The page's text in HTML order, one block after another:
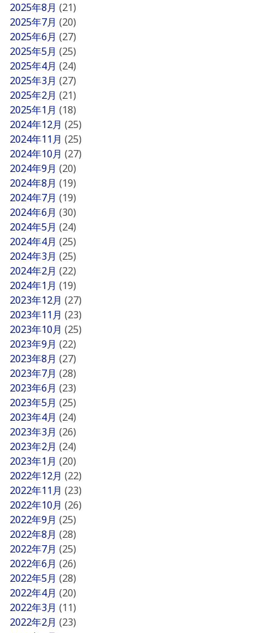
2025年8月 (21)
2025年7月 (20)
2025年6月 (27)
2025年5月 (25)
2025年4月 (24)
2025年3月 (27)
2025年2月 (21)
2025年1月 (18)
2024年12月 (25)
2024年11月 (25)
2024年10月 (27)
2024年9月 (20)
2024年8月 (19)
2024年7月 (19)
2024年6月 (30)
2024年5月 (24)
2024年4月 (25)
2024年3月 (25)
2024年2月 (22)
2024年1月 (19)
2023年12月 (27)
2023年11月 (23)
2023年10月 (25)
2023年9月 (22)
2023年8月 (27)
2023年7月 (28)
2023年6月 (23)
2023年5月 (25)
2023年4月 (24)
2023年3月 (26)
2023年2月 (24)
2023年1月 (20)
2022年12月 (22)
2022年11月 (23)
2022年10月 (26)
2022年9月 (25)
2022年8月 (28)
2022年7月 (25)
2022年6月 (26)
2022年5月 (28)
2022年4月 (20)
2022年3月 (11)
2022年2月 (23)